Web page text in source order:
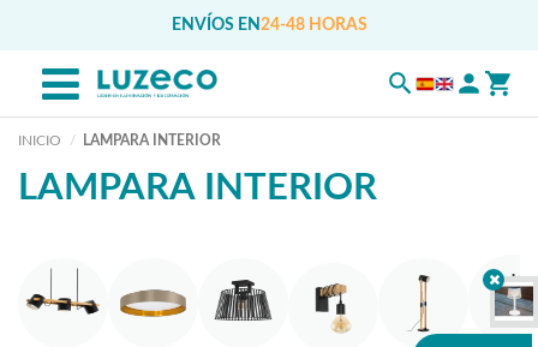
ENVÍOS EN 24-48 HORAS
INICIO LAMPARA INTERIOR
LAMPARA INTERIOR